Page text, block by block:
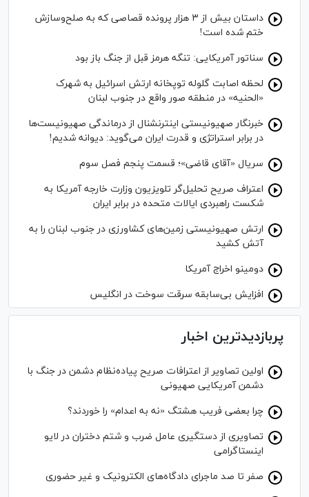
داستان بیش از ۳ هزار پرونده قصاصی که به صلح‌وسازش
ختم شده است!
سناتور آمریکایی: تنگه هرمز قبل از جنگ باز بود
لحظه اصابت گلوله توپخانه ارتش اسرائیل به شهرک
«الحنیه» در منطقه صور واقع در جنوب لبنان
خبرنگار صهیونیستی اینترنشنال از درماندگی صهیونیست‌ها
در برابر استراتژی و قدرت ایران می‌گوید: دیوانه شدیم!
سریال «آقای قاضی»؛ قسمت پنجم فصل سوم
اعتراف صریح تحلیل‌گر تلویزیون وزارت خارجه آمریکا به
شکست راهبردی ایالات متحده در برابر ایران
ارتش صهیونیستی زمین‌های کشاورزی در جنوب لبنان را به
آتش کشید
دومینو اخراج آمریکا
افزایش بی‌سابقه سرقت سوخت در انگلیس
پربازدیدترین اخبار
اولین تصاویر از اعترافات صریح پیاده‌نظام‌ دشمن در جنگ با
دشمن آمریکایی صهیونی
چرا بعضی فریب هشتگ «نه به اعدام» را خوردند؟
تصاویری از دستگیری عامل ضرب و شتم دختران در لایو
اینستاگرامی
صفر تا صد ماجرای دادگاه‌های الکترونیک و غیر حضوری